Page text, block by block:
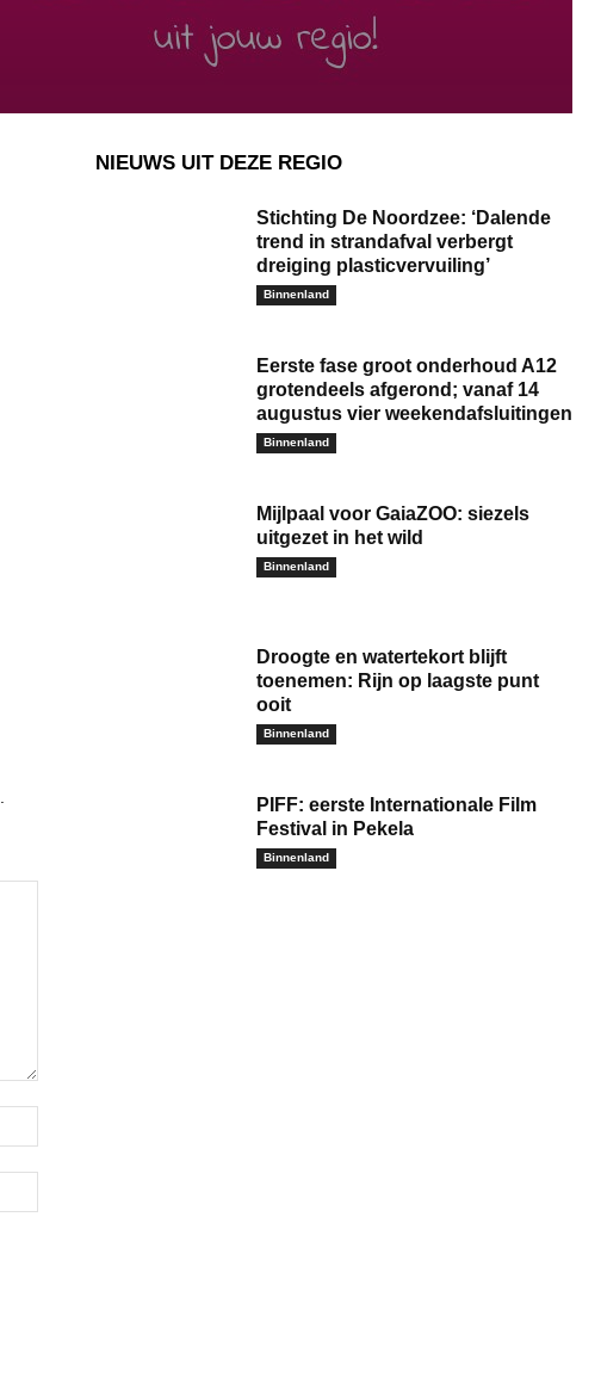
NIEUWS UIT DEZE REGIO
Stichting De Noordzee: ‘Dalende
trend in strandafval verbergt
dreiging plasticvervuiling’
Binnenland
Eerste fase groot onderhoud A12
grotendeels afgerond; vanaf 14
augustus vier weekendafsluitingen
Binnenland
Mijlpaal voor GaiaZOO: siezels
uitgezet in het wild
Binnenland
Droogte en watertekort blijft
toenemen: Rijn op laagste punt
ooit
Binnenland
PIFF: eerste Internationale Film
Festival in Pekela
Binnenland